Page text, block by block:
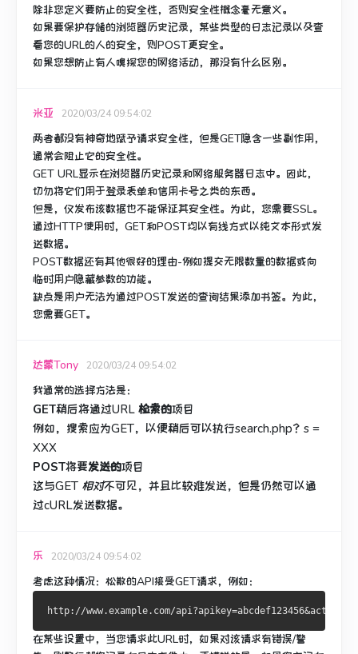
除非您定义要防止的安全性，否则安全性概念毫无意义。
如果要保护存储的浏览器历史记录，某些类型的日志记录以及查
看您的URL的人的安全，则POST更安全。
如果您想防止有人嗅探您的网络活动，那没有什么区别。
米亚 2020/03/24 09:54:02
两者都没有神奇地赋予请求安全性，但是GET隐含一些副作用，
通常会阻止它的安全性。
GET URL显示在浏览器历史记录和网络服务器日志中。 因此，
切勿将它们用于登录表单和信用卡号之类的东西。
但是，仅发布该数据也不能保证其安全性。 为此，您需要SSL。
通过HTTP使用时，GET和POST均以有线方式以纯文本形式发
送数据。
POST数据还有其他很好的理由-例如提交无限数量的数据或向
临时用户隐藏参数的功能。
缺点是用户无法为通过POST发送的查询结果添加书签。 为此，
您需要GET。
达蒙Tony 2020/03/24 09:54:02
我通常的选择方法是：
GET稍后将通过URL 检索的项目
例如，搜索应为GET，以便稍后可以执行search.php？s =
XXX
POST将要发送的项目
这与GET 相对不可见，并且比较难发送，但是仍然可以通
过cURL发送数据。
乐 2020/03/24 09:54:02
考虑这种情况：松散的API接受GET请求，例如：
在某些设置中，当您请求此URL时，如果对该请求有错误/警